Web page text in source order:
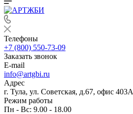
Телефоны
+7 (800) 550-73-09
Заказать звонок
E-mail
info@artgbi.ru
Адрес
г. Тула, ул. Советская, д.67, офис 403А
Режим работы
Пн - Вс: 9.00 - 18.00